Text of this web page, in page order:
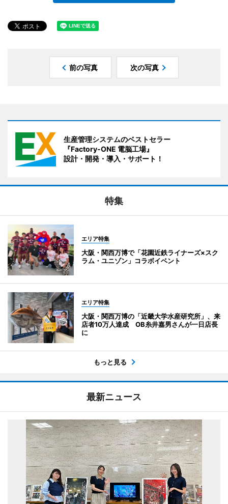
前の写真 次の写真
生産管理システムのベストセラー
『Factory-ONE 電脳工場』
設計・開発・導入・サポート！
特集
エリア特集
大阪・関西万博で「花園近鉄ライナーズ×スク
ラム・ユニゾン」コラボイベント
エリア特集
大阪・関西万博の「近畿大学水産研究所」、来
店者10万人達成 OB糸井嘉男さんが一日店長
に
もっと見る
最新ニュース